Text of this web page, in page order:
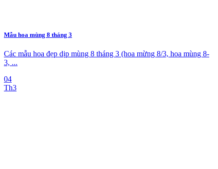
Mẫu hoa mùng 8 tháng 3
Các mẫu hoa đẹp dịp mùng 8 tháng 3 (hoa mừng 8/3, hoa mùng 8-
3, ...
04
Th3